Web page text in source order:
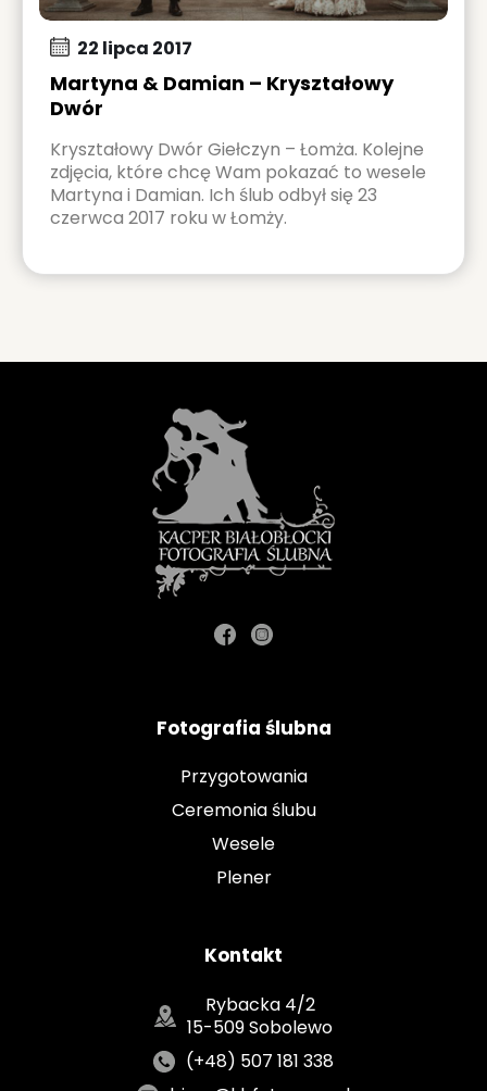
22 lipca 2017
Martyna & Damian – Kryształowy
Dwór
Kryształowy Dwór Giełczyn – Łomża. Kolejne
zdjęcia, które chcę Wam pokazać to wesele
Martyna i Damian. Ich ślub odbył się 23
czerwca 2017 roku w Łomży.
Fotografia ślubna
Przygotowania
Ceremonia ślubu
Wesele
Plener
Kontakt
Rybacka 4/2
15-509 Sobolewo
(+48) 507 181 338